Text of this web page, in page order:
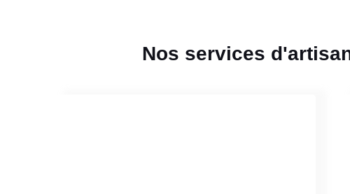
Nos services